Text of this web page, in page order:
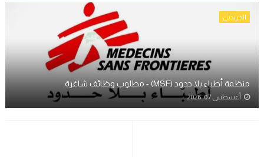
الخريجين
منظمة أطباء بلا حدود (MSF) - مطلوب وظائف شاغرة
أغسطس 07, 2026